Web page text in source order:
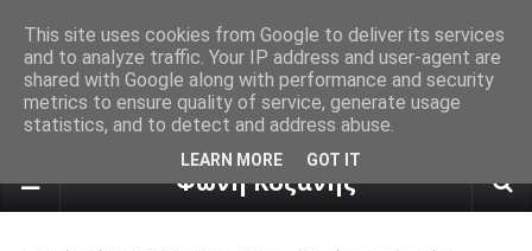
πρόγνωση καιρού από το
Φωνή Κοζάνης
This site uses cookies from Google to deliver its services
and to analyze traffic. Your IP address and user-agent are
shared with Google along with performance and security
metrics to ensure quality of service, generate usage
statistics, and to detect and address abuse.
LEARN MORE GOT IT